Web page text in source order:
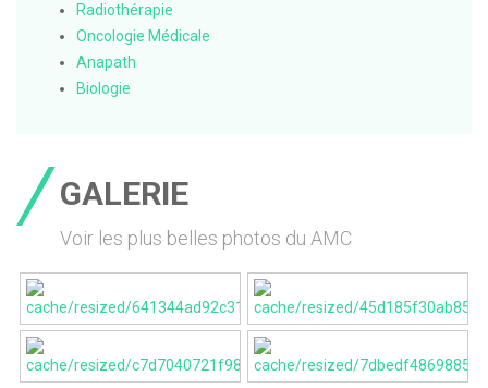
Radiothérapie
Oncologie Médicale
Anapath
Biologie
GALERIE
Voir les plus belles photos du AMC